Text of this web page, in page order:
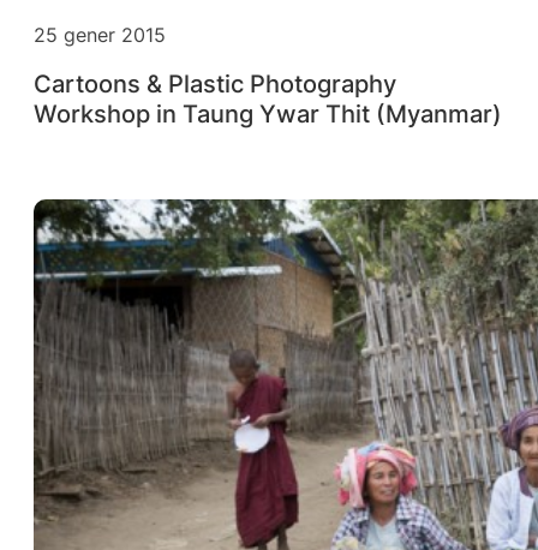
25 gener 2015
Cartoons & Plastic Photography
Workshop in Taung Ywar Thit (Myanmar)